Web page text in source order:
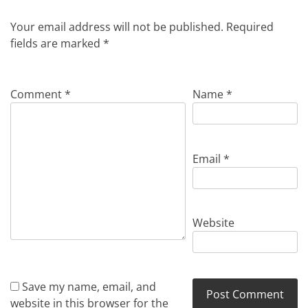
Your email address will not be published. Required
fields are marked *
Comment* Name*
Email *
Website
Save my name, email, and
website in this browser for the